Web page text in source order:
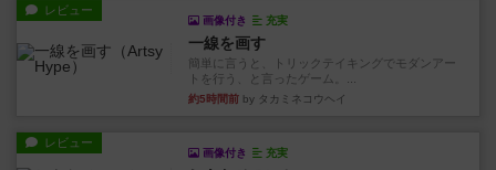
レビュー
画像付き 充実
一線を画す
簡単に言うと、トリックテイキングでモダンアー
トを行う、と言ったゲーム。...
約5時間前 by タカミネコウヘイ
レビュー
画像付き 充実